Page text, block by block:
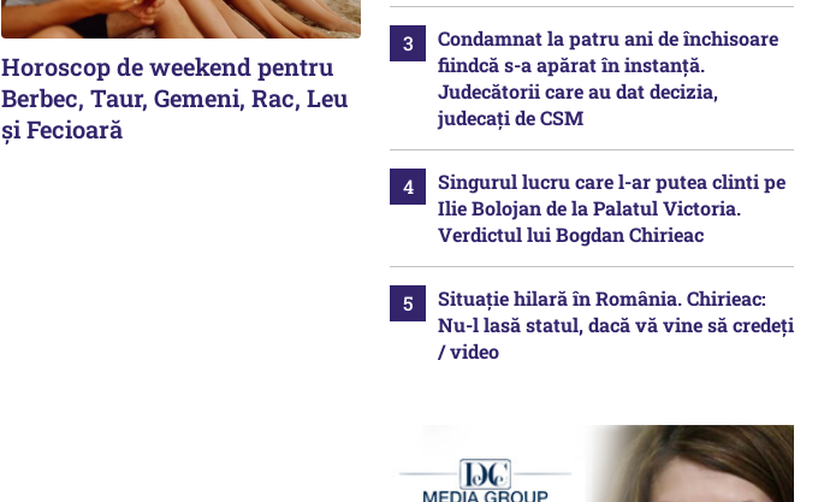
Horoscop de weekend pentru
Berbec, Taur, Gemeni, Rac, Leu
și Fecioară
Condamnat la patru ani de închisoare
fiindcă s-a apărat în instanță.
Judecătorii care au dat decizia,
judecați de CSM
Singurul lucru care l-ar putea clinti pe
Ilie Bolojan de la Palatul Victoria.
Verdictul lui Bogdan Chirieac
Situație hilară în România. Chirieac:
Nu-l lasă statul, dacă vă vine să credeți
/ video